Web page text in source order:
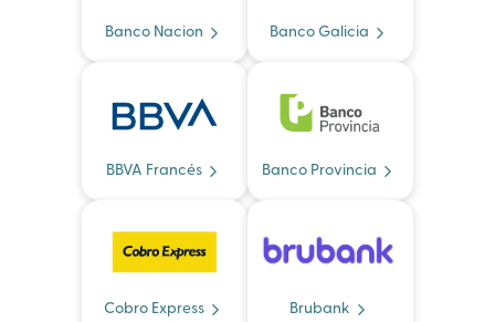
Banco Nacion Banco Galicia
BBVA Francés Banco Provincia
Cobro Express Brubank